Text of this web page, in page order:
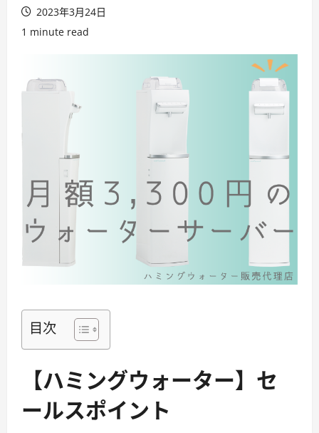
2023年3月24日
1 minute read
目次
【ハミングウォーター】セ
ールスポイント